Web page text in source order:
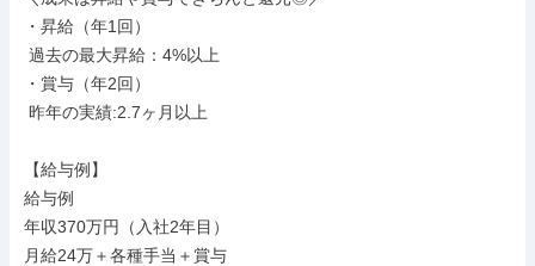
・昇給（年1回）
・賞与（年2回）
【給与例】
給与例
年収370万円（入社2年目）
月給24万＋各種手当＋賞与